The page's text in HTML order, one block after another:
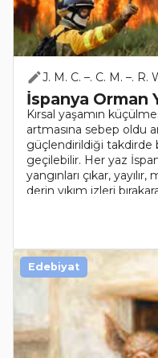
J. M. C. –. C. M. –. R.
İspanya Orman
Kırsal yaşamın
artmasına sebep oldu
güçlendirildiği takdirde
geçilebilir. Her yaz
yangınları çıkar,
derin yıkım izleri
Edebiyat